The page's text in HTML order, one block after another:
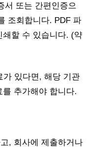
서 또는 간편인증으
조회합니다. PDF 파
할 수 있습니다. (약
가 있다면, 해당 기관
추가해야 합니다.
, 회사에 제출하거나